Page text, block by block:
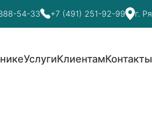
54-33 +7 (491) 251-92-99 г.
УслугиКлиентамКонтакты